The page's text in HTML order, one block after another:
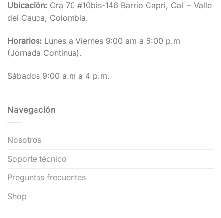
Ubicación: Cra 70 #10bis-146 Barrio Capri, Cali – Valle
del Cauca, Colombia.
Horarios: Lunes a Viernes 9:00 am a 6:00 p.m
(Jornada Continua).
Sábados 9:00 a.m a 4 p.m.
Navegación
Nosotros
Soporte técnico
Preguntas frecuentes
Shop